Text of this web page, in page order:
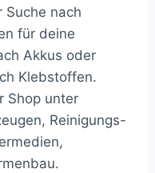
Suche nach
für deine
Akkus oder
Klebstoffen.
Shop unter
Reinigungs-